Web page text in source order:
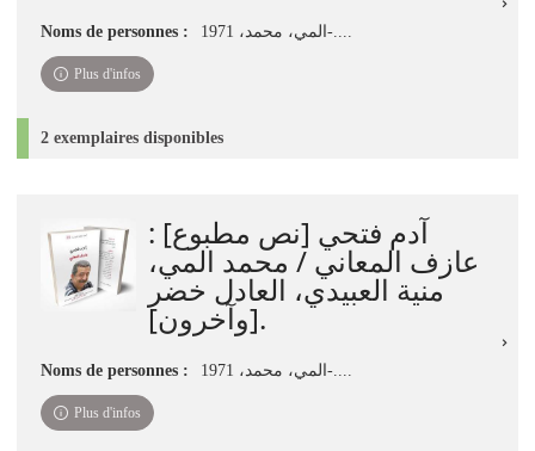
Noms de personnes : المي، محمد، 1971-....
Plus d'infos
2 exemplaires disponibles
آدم فتحي [نص مطبوع] :
عازف المعاني / محمد المي،
منية العبيدي، العادل خضر
[وآخرون].
Noms de personnes : المي، محمد، 1971-....
Plus d'infos